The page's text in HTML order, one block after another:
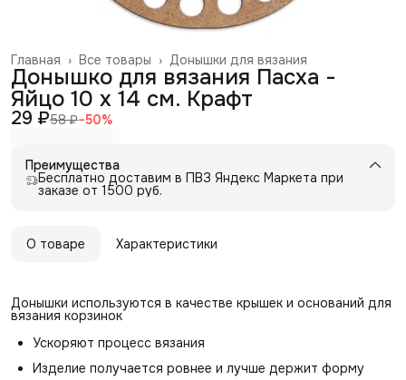
Донышки для вязания
Все товары ›
Главная ›
Донышко для вязания Пасха -
Яйцо 10 х 14 см. Крафт
29 ₽58 ₽−50%
Преимущества
Бесплатно доставим в ПВЗ Яндекс Маркета при
заказе от 1500 руб.
О товаре Характеристики
Донышки используются в качестве крышек и оснований для
вязания корзинок
Ускоряют процесс вязания
Изделие получается ровнее и лучше держит форму